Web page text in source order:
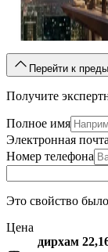
Перейти к
Получите
Полное имя
Электронная почта
Номер телефона
Это свойство
Цена
дирхам